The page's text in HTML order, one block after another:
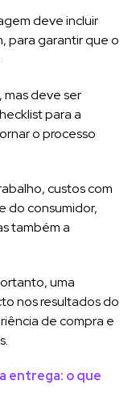
deve incluir
para garantir que o
mas deve ser
para a
o processo
custos com
do consumidor,
também a
uma
nos resultados do
de compra e
entrega: o que